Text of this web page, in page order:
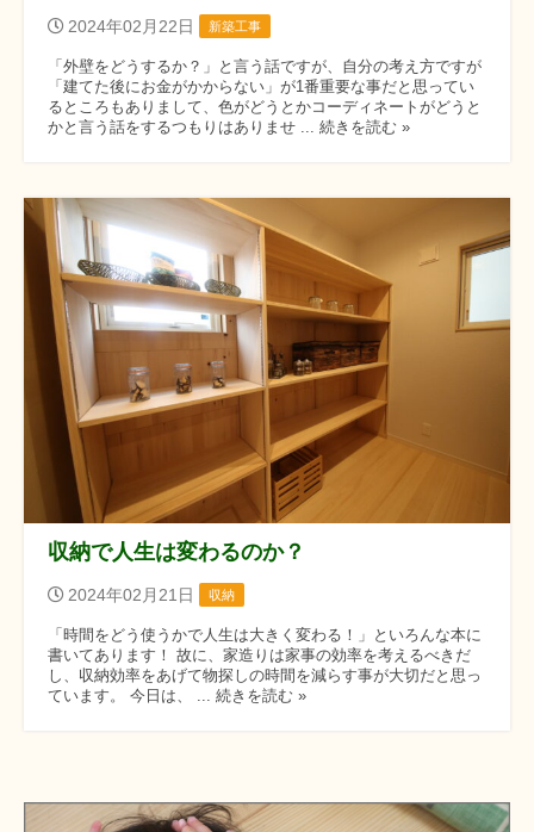
2024年02月22日 新築工事
「外壁をどうするか？」と言う話ですが、自分の考え方ですが
「建てた後にお金がかからない」が1番重要な事だと思ってい
るところもありまして、色がどうとかコーディネートがどうと
かと言う話をするつもりはありませ ... 続きを読む »
収納で人生は変わるのか？
2024年02月21日 収納
「時間をどう使うかで人生は大きく変わる！」といろんな本に
書いてあります！ 故に、家造りは家事の効率を考えるべきだ
し、収納効率をあげて物探しの時間を減らす事が大切だと思っ
ています。 今日は、 ... 続きを読む »